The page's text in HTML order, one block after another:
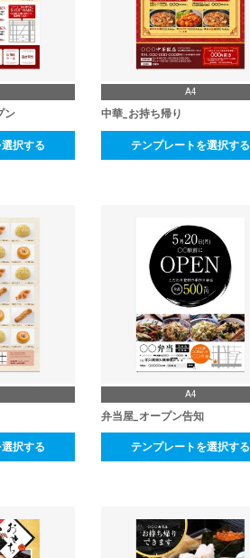
ン
択する
A4
中華_お持ち帰り
テンプレートを選択する
択する
A4
弁当屋_オープン告知
テンプレートを選択する